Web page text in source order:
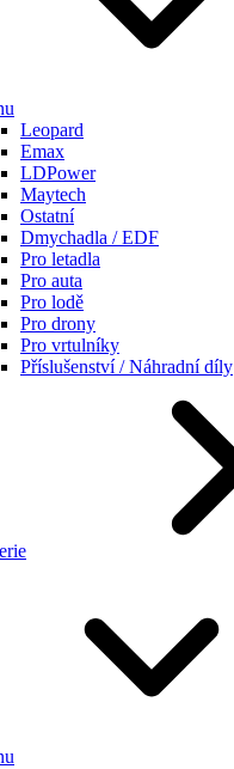
Leopard
Emax
LDPower
Maytech
Ostatní
Dmychadla / EDF
Pro letadla
Pro auta
Pro lodě
Pro drony
Pro vrtulníky
Příslušenství / Náhradní díly